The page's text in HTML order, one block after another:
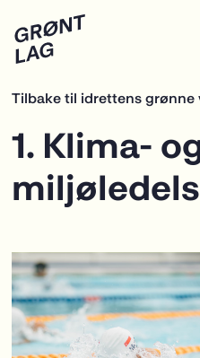
Tilbake til idrettens grønne